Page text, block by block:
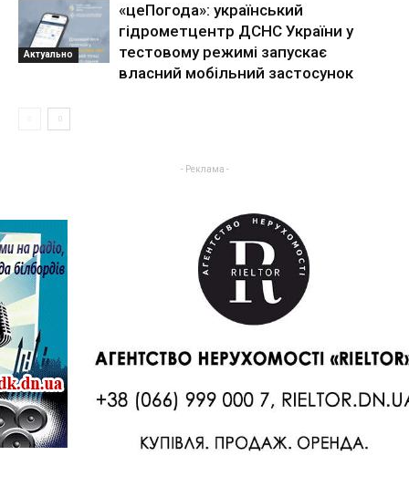
Актуально
«цеПогода»: український
гідрометцентр ДСНС України у
тестовому режимі запускає
власний мобільний застосунок
- Реклама -